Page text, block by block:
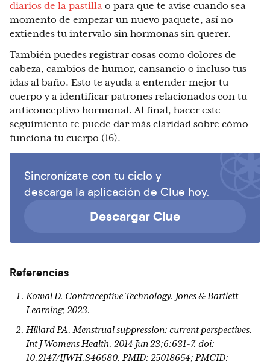
diarios de la pastilla o para que te avise cuando sea
momento de empezar un nuevo paquete, así no
extiendes tu intervalo sin hormonas sin querer.
También puedes registrar cosas como dolores de
cabeza, cambios de humor, cansancio o incluso tus
idas al baño. Esto te ayuda a entender mejor tu
cuerpo y a identificar patrones relacionados con tu
anticonceptivo hormonal. Al final, hacer este
seguimiento te puede dar más claridad sobre cómo
funciona tu cuerpo (16).
Sincronízate con tu ciclo y
descarga la aplicación de Clue hoy.
Descargar Clue
Referencias
Kowal D. Contraceptive Technology. Jones & Bartlett
Learning; 2023.
Hillard PA. Menstrual suppression: current perspectives.
Int J Womens Health. 2014 Jun 23;6:631-7. doi:
10.2147/IJWH.S46680. PMID: 25018654; PMCID: